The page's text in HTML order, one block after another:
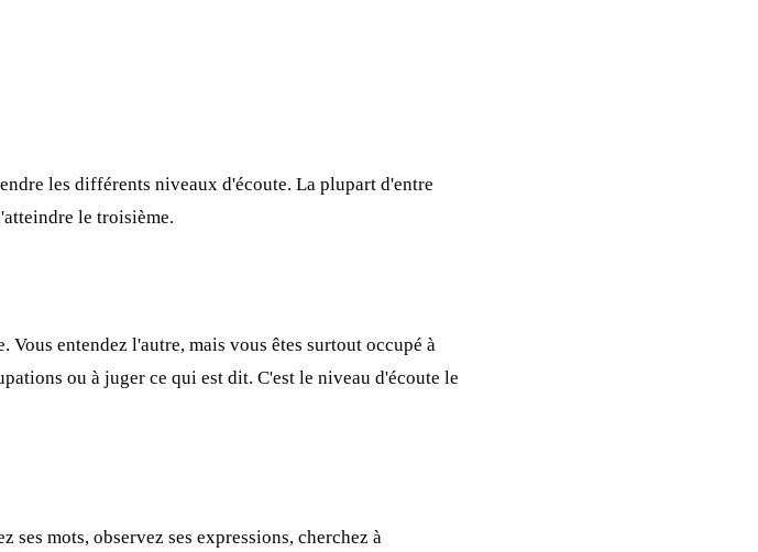
les différents niveaux d'écoute. La plupart d'entre
le troisième.
entendez l'autre, mais vous êtes surtout occupé à
ou à juger ce qui est dit. C'est le niveau d'écoute le
mots, observez ses expressions, cherchez à